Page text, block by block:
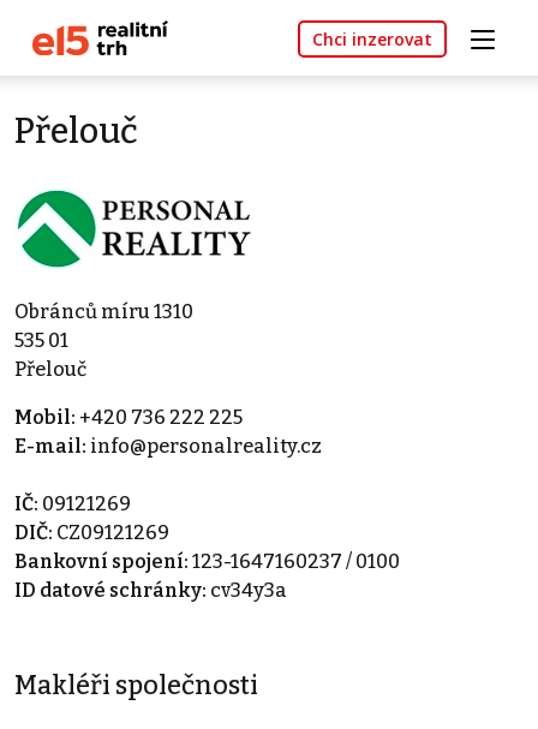
Chci inzerovat
Přelouč
Obránců míru 1310
535 01
Přelouč
Mobil: +420 736 222 225
E-mail: info@personalreality.cz
IČ: 09121269
DIČ: CZ09121269
Bankovní spojení: 123-1647160237 / 0100
ID datové schránky: cv34y3a
Makléři společnosti